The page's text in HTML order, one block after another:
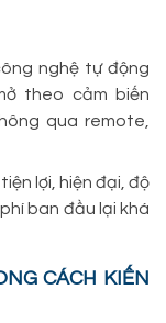
nghệ tự động
theo cảm biến
qua remote,
lợi, hiện đại, độ
ban đầu lại khá
CÁCH KIẾN